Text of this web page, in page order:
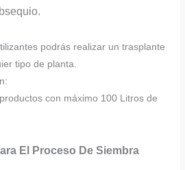
podrás realizar un trasplante
tipo de planta.
con máximo 100 Litros de
El Proceso De Siembra